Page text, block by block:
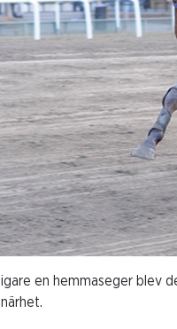
en hemmaseger blev